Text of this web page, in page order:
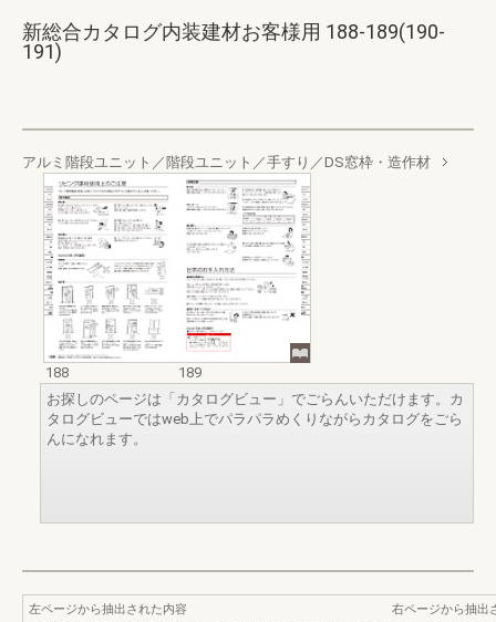
新総合カタログ内装建材お客様用 188-189(190-
191)
アルミ階段ユニット／階段ユニット／手すり／DS窓枠・造作材
188
189
お探しのページは「カタログビュー」でごらんいただけます。カ
タログビューではweb上でパラパラめくりながらカタログをごら
んになれます。
左ページから抽出された内容
右ページから抽出